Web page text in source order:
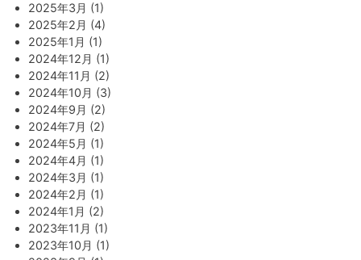
2025年3月 (1)
2025年2月 (4)
2025年1月 (1)
2024年12月 (1)
2024年11月 (2)
2024年10月 (3)
2024年9月 (2)
2024年7月 (2)
2024年5月 (1)
2024年4月 (1)
2024年3月 (1)
2024年2月 (1)
2024年1月 (2)
2023年11月 (1)
2023年10月 (1)